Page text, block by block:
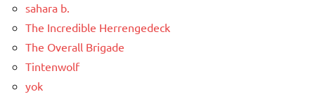
sahara b.
The Incredible Herrengedeck
The Overall Brigade
Tintenwolf
yok